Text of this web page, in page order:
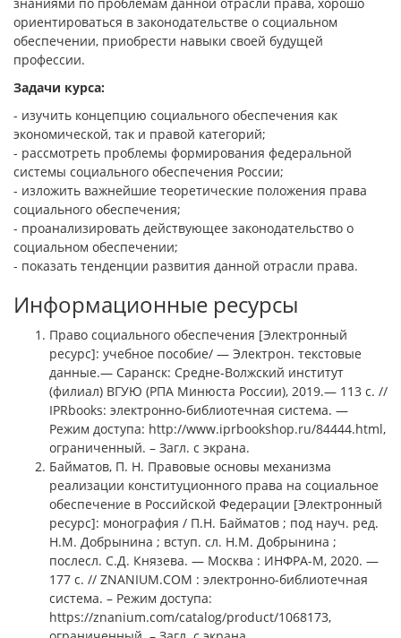
ориентироваться в законодательстве о социальном
обеспечении, приобрести навыки своей будущей
профессии.
Задачи курса:
- изучить концепцию социального обеспечения как
экономической, так и правой категорий;
- рассмотреть проблемы формирования федеральной
системы социального обеспечения России;
- изложить важнейшие теоретические положения права
социального обеспечения;
- проанализировать действующее законодательство о
социальном обеспечении;
- показать тенденции развития данной отрасли права.
Информационные ресурсы
Право социального обеспечения [Электронный
ресурс]: учебное пособие/ — Электрон. текстовые
данные.— Саранск: Средне-Волжский институт
(филиал) ВГУЮ (РПА Минюста России), 2019.— 113 c. //
IPRbooks: электронно-библиотечная система. —
Режим доступа: http://www.iprbookshop.ru/84444.html,
ограниченный. – Загл. с экрана.
Байматов, П. Н. Правовые основы механизма
реализации конституционного права на социальное
обеспечение в Российской Федерации [Электронный
ресурс]: монография / П.Н. Байматов ; под науч. ред.
Н.М. Добрынина ; вступ. сл. Н.М. Добрынина ;
послесл. С.Д. Князева. — Москва : ИНФРА-М, 2020. —
177 с. // ZNANIUM.COM : электронно-библиотечная
система. – Режим доступа:
https://znanium.com/catalog/product/1068173,